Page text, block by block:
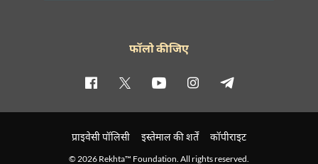
फॉलो कीजिए
प्राइवेसी पॉलिसी इस्तेमाल की शर्तें कॉपीराइट
© 2026 Rekhta™ Foundation. All rights reserved.